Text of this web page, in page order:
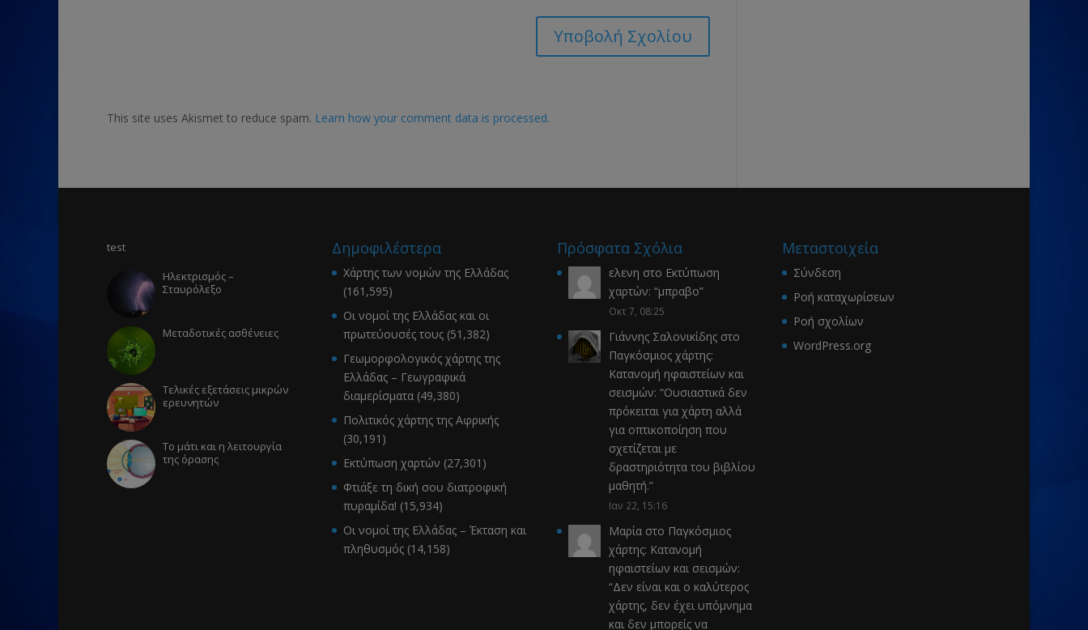
This site uses Akismet to reduce spam. Learn how your comment data is processed.
test
Ηλεκτρισμός –
Σταυρόλεξο
Μεταδοτικές ασθένειες
Τελικές εξετάσεις μικρών
ερευνητών
Το μάτι και η λειτουργία
της όρασης
Δημοφιλέστερα
Χάρτης των νομών της Ελλάδας
(161,595)
Οι νομοί της Ελλάδας και οι
πρωτεύουσές τους (51,382)
Γεωμορφολογικός χάρτης της
Ελλάδας – Γεωγραφικά
διαμερίσματα (49,380)
Πολιτικός χάρτης της Αφρικής
(30,191)
Εκτύπωση χαρτών (27,301)
Φτιάξε τη δική σου διατροφική
πυραμίδα! (15,934)
Οι νομοί της Ελλάδας – Έκταση και
πληθυσμός (14,158)
Πρόσφατα Σχόλια
ελενη στο Εκτύπωση
χαρτών: “μπραβο”
Οκτ 7, 08:25
Γιάννης Σαλονικίδης στο
Παγκόσμιος χάρτης:
Κατανομή ηφαιστείων και
σεισμών: “Ουσιαστικά δεν
πρόκειται για χάρτη αλλά
για οπτικοποίηση που
σχετίζεται με
δραστηριότητα του βιβλίου
μαθητή.”
Ιαν 22, 15:16
Μαρία στο Παγκόσμιος
χάρτης: Κατανομή
ηφαιστείων και σεισμών:
“Δεν είναι και ο καλύτερος
χάρτης, δεν έχει υπόμνημα
και δεν μπορείς να
Μεταστοιχεία
Σύνδεση
Ροή καταχωρίσεων
Ροή σχολίων
WordPress.org